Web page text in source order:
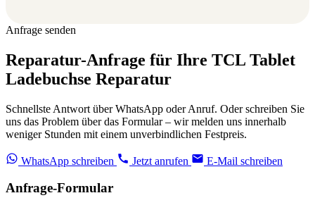
Anfrage senden
Reparatur-Anfrage für Ihre TCL Tablet
Ladebuchse Reparatur
Schnellste Antwort über WhatsApp oder Anruf. Oder schreiben Sie
uns das Problem über das Formular – wir melden uns innerhalb
weniger Stunden mit einem unverbindlichen Festpreis.
WhatsApp schreiben Jetzt anrufen E-Mail schreiben
Anfrage-Formular